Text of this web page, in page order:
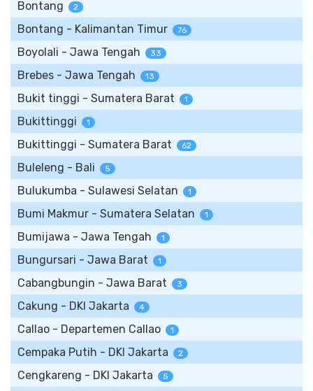
Bontang 2
Bontang - Kalimantan Timur 76
Boyolali - Jawa Tengah 33
Brebes - Jawa Tengah 13
Bukit tinggi - Sumatera Barat 1
Bukittinggi 1
Bukittinggi - Sumatera Barat 62
Buleleng - Bali 5
Bulukumba - Sulawesi Selatan 1
Bumi Makmur - Sumatera Selatan 1
Bumijawa - Jawa Tengah 1
Bungursari - Jawa Barat 1
Cabangbungin - Jawa Barat 3
Cakung - DKI Jakarta 4
Callao - Departemen Callao 1
Cempaka Putih - DKI Jakarta 2
Cengkareng - DKI Jakarta 5